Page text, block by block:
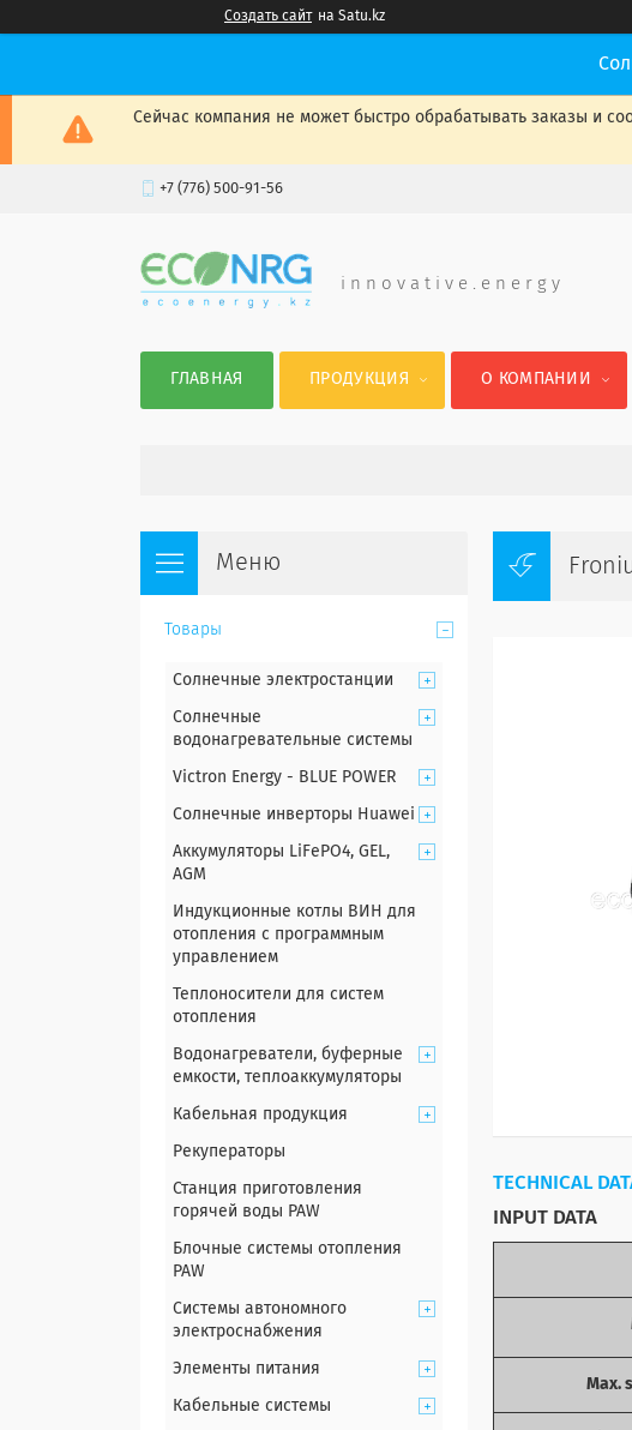
Создать сайт на Satu.kz
Сейчас компания не может быстро обрабатывать заказы и
+7 (776) 500-91-56
i n n o v a t i v e . e n e r g y
ГЛАВНАЯ ПРОДУКЦИЯ О КОМПАНИИ
TECHNICAL
INPUT DATA
Max.
Товары
Солнечные электростанции
Солнечные
водонагревательные системы
Victron Energy - BLUE POWER
Солнечные инверторы Huawei
Аккумуляторы LiFePO4, GEL,
AGM
Индукционные котлы ВИН для
отопления с программным
управлением
Теплоносители для систем
отопления
Водонагреватели, буферные
емкости, теплоаккумуляторы
Кабельная продукция
Рекуператоры
Станция приготовления
горячей воды PAW
Блочные системы отопления
PAW
Системы автономного
электроснабжения
Элементы питания
Кабельные системы